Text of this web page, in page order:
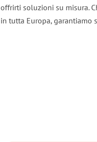
offrirti soluzioni su misura.
in tutta Europa, garantiamo